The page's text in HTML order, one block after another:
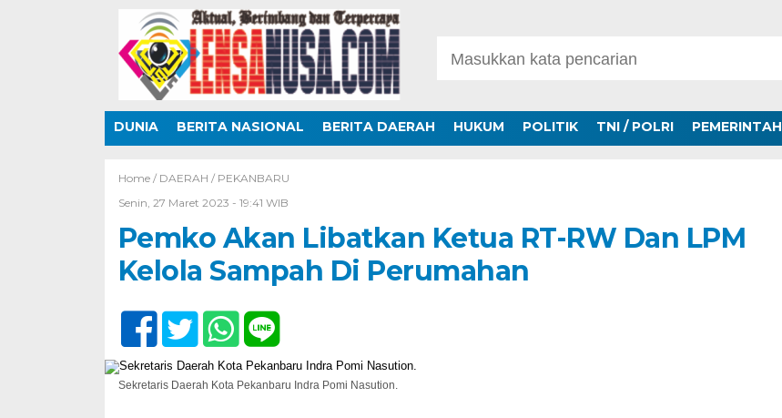
DUNIA BERITA NASIONAL BERITA DAERAH HUKUM POLITIK TNI / POLRI PEMERINTAH
Home / DAERAH / PEKANBARU
Senin, 27 Maret 2023 - 19:41 WIB
Pemko Akan Libatkan Ketua RT-RW Dan LPM
Kelola Sampah Di Perumahan
Sekretaris Daerah Kota Pekanbaru Indra Pomi Nasution.